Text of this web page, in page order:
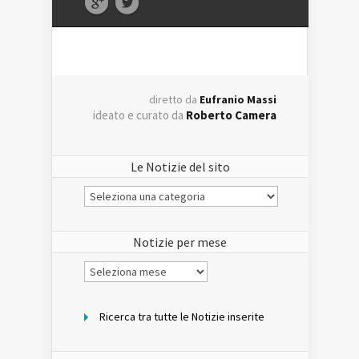
diretto da Eufranio Massi
ideato e curato da Roberto Camera
Le Notizie del sito
Le
Notizie
Notizie per mese
Notizie
per
Ricerca tra tutte le Notizie inserite